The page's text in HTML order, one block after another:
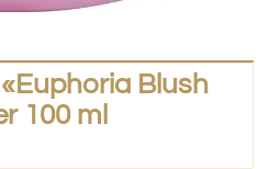
Blush
100 ml